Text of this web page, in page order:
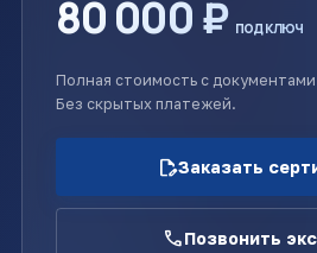
80 000 ₽ под ключ
Полная стоимость с
Без скрытых платежей.
edit_documentЗаказать
callПозвонить